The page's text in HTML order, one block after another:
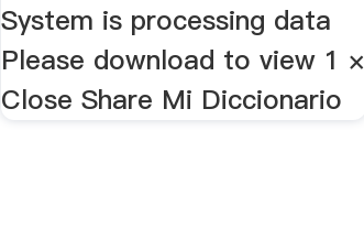
System is processing data
Please download to view 1 ×
Close Share Mi Diccionario